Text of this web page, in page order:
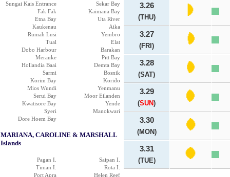
Sungai Kais Entrance
Sekar Bay
Fak Fak
Kaimana Bay
Etna Bay
Uta River
Kaukenau
Aika
Rumah Lusi
Yembro
Tual
Elat
Dobo Harbour
Barakan
Merauke
Pitt Bay
Hollandia Baai
Demta Bay
Sarmi
Bosnik
Korim Bay
Korido
Mios Wundi
Yenmanu
Serui Bay
Moor Eilanden
Kwatisore Bay
Yende
Syeri
Manokwari
Dore Hoem Bay
MARIANA, CAROLINE & MARSHALL
Islands
Pagan I.
Saipan I.
Tinian I.
Rota I.
Port Apra
Helen Reef
3.26
(THU)
3.27
(FRI)
3.28
(SAT)
3.29
(SUN)
3.30
(MON)
3.31
(TUE)